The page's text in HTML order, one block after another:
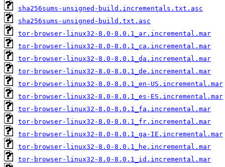
sha256sums-unsigned-build.incrementals.txt.asc
sha256sums-unsigned-build.txt.asc
tor-browser-linux32-8.0-8.0.1_ar.incremental.mar
tor-browser-linux32-8.0-8.0.1_ca.incremental.mar
tor-browser-linux32-8.0-8.0.1_da.incremental.mar
tor-browser-linux32-8.0-8.0.1_de.incremental.mar
tor-browser-linux32-8.0-8.0.1_en-US.incremental.mar
tor-browser-linux32-8.0-8.0.1_es-ES.incremental.mar
tor-browser-linux32-8.0-8.0.1_fa.incremental.mar
tor-browser-linux32-8.0-8.0.1_fr.incremental.mar
tor-browser-linux32-8.0-8.0.1_ga-IE.incremental.mar
tor-browser-linux32-8.0-8.0.1_he.incremental.mar
tor-browser-linux32-8.0-8.0.1_id.incremental.mar